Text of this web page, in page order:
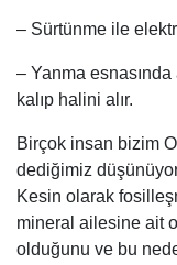
– Sürtünme ile
– Yanma
kalıp halini alır.
Birçok insan bizim
dediğimiz
Kesin olarak
mineral ailesine ait
olduğunu ve bu